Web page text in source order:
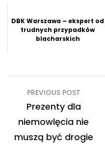
DBK Warszawa – ekspert od
trudnych przypadków
blacharskich
Nawigacja
wpisu
PREVIOUS POST
Prezenty dla
niemowlęcia nie
muszą być drogie